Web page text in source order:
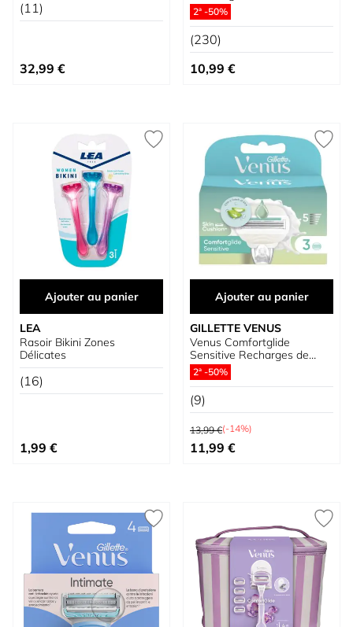
(11)
32,99 €
2ª -50%
(230)
10,99 €
Ajouter au panier
LEA
Rasoir Bikini Zones
Délicates
(16)
1,99 €
Ajouter au panier
GILLETTE VENUS
Venus Comfortglide
Sensitive Recharges de
Lames
2ª -50%
(9)
Prix normal
13,99 €(-14%)
Prix spécial
11,99 €